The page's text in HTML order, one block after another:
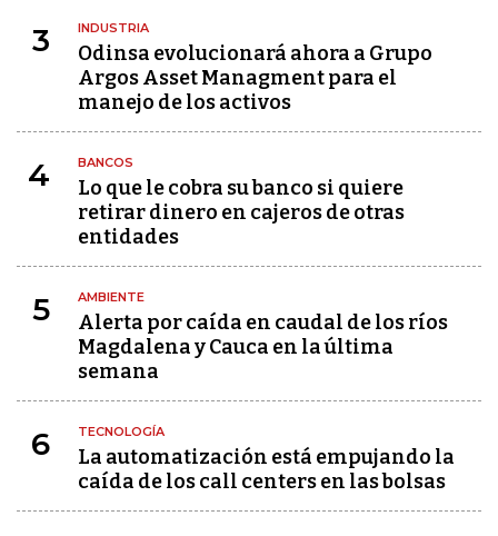
3 INDUSTRIA
Odinsa evolucionará ahora a Grupo
Argos Asset Managment para el
manejo de los activos
4 BANCOS
Lo que le cobra su banco si quiere
retirar dinero en cajeros de otras
entidades
5 AMBIENTE
Alerta por caída en caudal de los ríos
Magdalena y Cauca en la última
semana
6 TECNOLOGÍA
La automatización está empujando la
caída de los call centers en las bolsas